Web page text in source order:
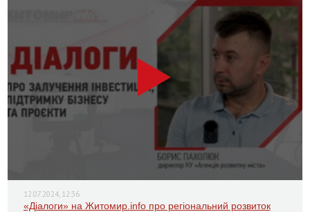
12.07.2024, 12:36
«Діалоги» на Житомир.info про регіональний розвиток